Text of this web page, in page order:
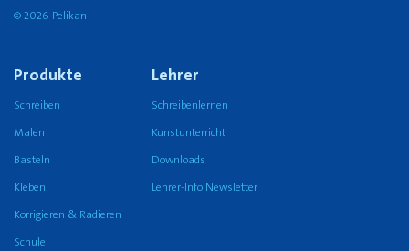
© 2026 Pelikan
Produkte
Schreiben
Malen
Basteln
Kleben
Korrigieren & Radieren
Schule
Lehrer
Schreibenlernen
Kunstunterricht
Downloads
Lehrer-Info Newsletter